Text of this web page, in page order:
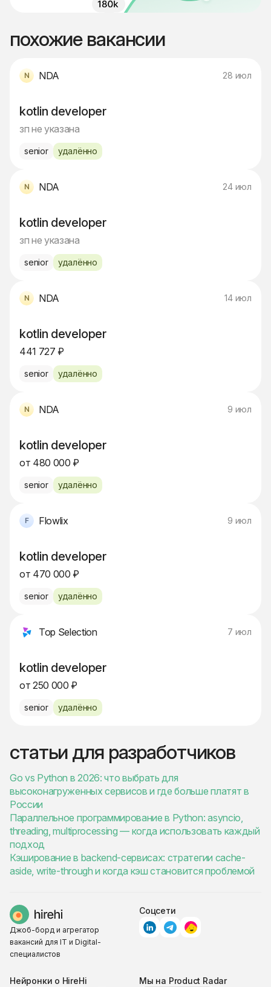
похожие вакансии
NDA 28 июл
kotlin developer
зп не указана
senior удалённо
NDA 24 июл
kotlin developer
зп не указана
senior удалённо
NDA 14 июл
kotlin developer
441 727 ₽
senior удалённо
NDA 9 июл
kotlin developer
от 480 000 ₽
senior удалённо
Flowlix 9 июл
kotlin developer
от 470 000 ₽
senior удалённо
Top Selection 7 июл
kotlin developer
от 250 000 ₽
senior удалённо
статьи для разработчиков
Go vs Python в 2026: что выбрать для
высоконагруженных сервисов и где больше платят в
России
Параллельное программирование в Python: asyncio,
threading, multiprocessing — когда использовать каждый
подход
Кэширование в backend-сервисах: стратегии cache-
aside, write-through и когда кэш становится проблемой
Джоб-борд и агрегатор
вакансий для IT и Digital-
специалистов
Соцсети
Нейронки о HireHi Мы на Product Radar